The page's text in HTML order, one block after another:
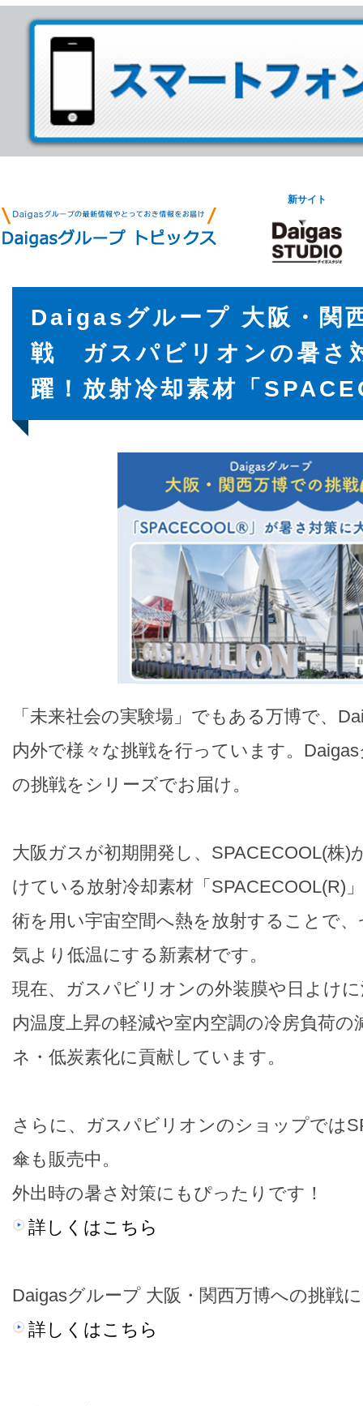
新サイト
Daigasグループ 大阪・関
戦 ガスパビリオンの暑さ
躍！放射冷却素材「
「未来社会の実験場」でもある万博で、
内外で様々な挑戦を行っています。
の挑戦をシリーズでお届け。
大阪ガスが初期開発し、SPACECOOL(株)
けている放射冷却素材「SPACECOOL(R)
術を用い宇宙空間へ熱を放射することで
気より低温にする新素材です。
現在、ガスパビリオンの外装膜や日よけ
内温度上昇の軽減や室内空調の冷房負荷
ネ・低炭素化に貢献しています。
さらに、ガスパビリオンのショップでは
傘も販売中。
外出時の暑さ対策にもぴったりです！
詳しくはこちら
Daigasグループ 大阪・関西万博への挑戦
詳しくはこちら